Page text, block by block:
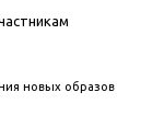
новых образов